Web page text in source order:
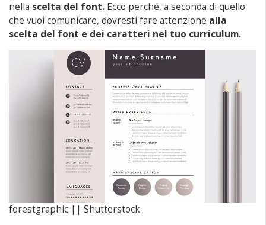
nella scelta del font. Ecco perché, a seconda di quello
che vuoi comunicare, dovresti fare attenzione alla
scelta del font e dei caratteri nel tuo curriculum.
forestgraphic || Shutterstock